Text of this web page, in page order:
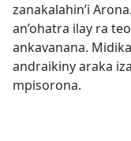
zanakalahin’i
an’ohatra ilay ra
ankavanana.
andraikiny araka
mpisorona.